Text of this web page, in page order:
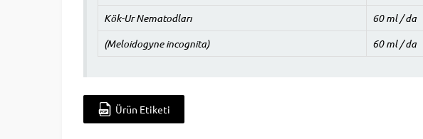
Kök-Ur Nematodları
60 ml / da
(Meloidogyne incognita)
60 ml / da
Ürün Etiketi